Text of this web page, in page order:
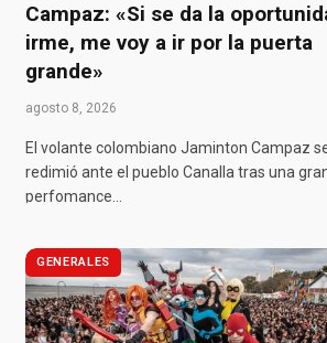
Campaz: «Si se da la
irme, me voy a ir por la puerta
grande»
agosto 8, 2026
El volante colombiano Jaminton Campaz
redimió ante el pueblo Canalla tras una
perfomance…
GENERALES